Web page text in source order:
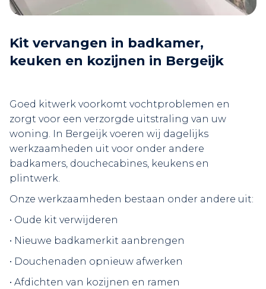
Kit vervangen in badkamer,
keuken en kozijnen in Bergeijk
Goed kitwerk voorkomt vochtproblemen en
zorgt voor een verzorgde uitstraling van uw
woning. In Bergeijk voeren wij dagelijks
werkzaamheden uit voor onder andere
badkamers, douchecabines, keukens en
plintwerk.
Onze werkzaamheden bestaan onder andere uit:
• Oude kit verwijderen
• Nieuwe badkamerkit aanbrengen
• Douchenaden opnieuw afwerken
• Afdichten van kozijnen en ramen